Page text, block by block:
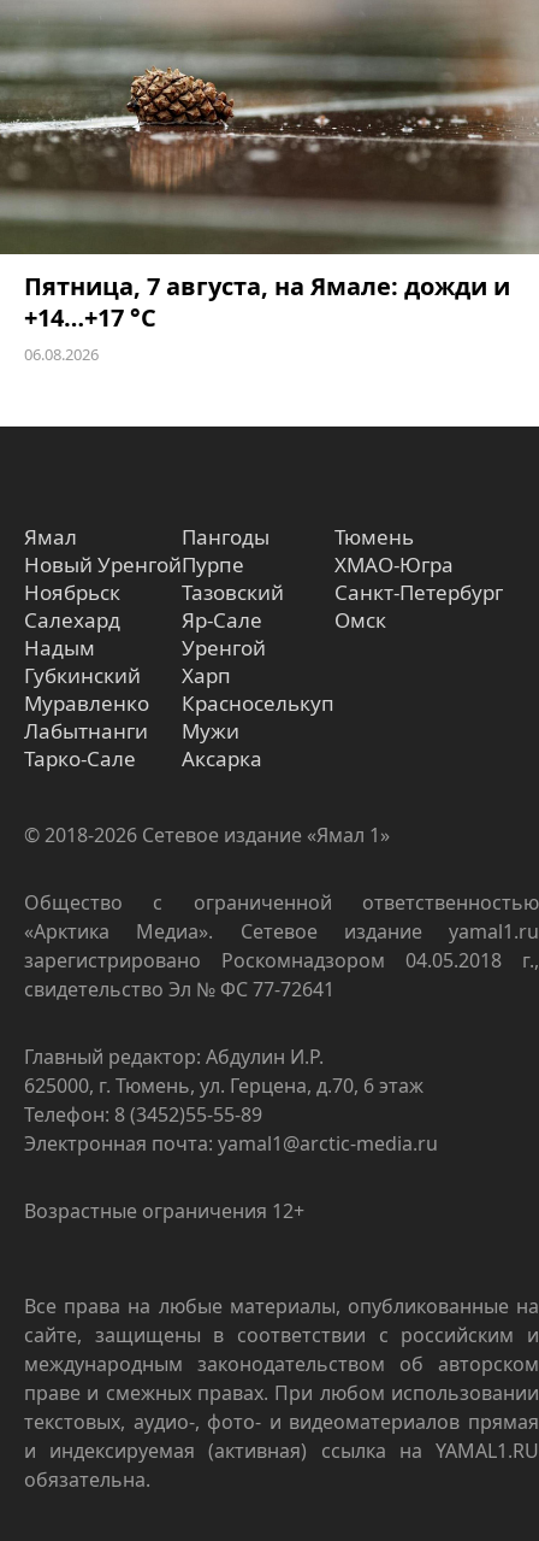
Пятница, 7 августа, на Ямале: дожди и
+14…+17 °C
06.08.2026
Ямал
Новый Уренгой
Ноябрьск
Салехард
Надым
Губкинский
Муравленко
Лабытнанги
Тарко-Сале
Пангоды
Пурпе
Тазовский
Яр-Сале
Уренгой
Харп
Красноселькуп
Мужи
Аксарка
Тюмень
ХМАО-Югра
Санкт-Петербург
Омск
© 2018-2026 Сетевое издание «Ямал 1»
Общество с ограниченной ответственностью
«Арктика Медиа». Сетевое издание yamal1.ru
зарегистрировано Роскомнадзором 04.05.2018 г.,
свидетельство Эл № ФС 77-72641
Главный редактор: Абдулин И.Р.
625000, г. Тюмень, ул. Герцена, д.70, 6 этаж
Телефон: 8 (3452)55-55-89
Электронная почта: yamal1@arctic-media.ru
Возрастные ограничения 12+
Все права на любые материалы, опубликованные на
сайте, защищены в соответствии с российским и
международным законодательством об авторском
праве и смежных правах. При любом использовании
текстовых, аудио-, фото- и видеоматериалов прямая
и индексируемая (активная) ссылка на YAMAL1.RU
обязательна.